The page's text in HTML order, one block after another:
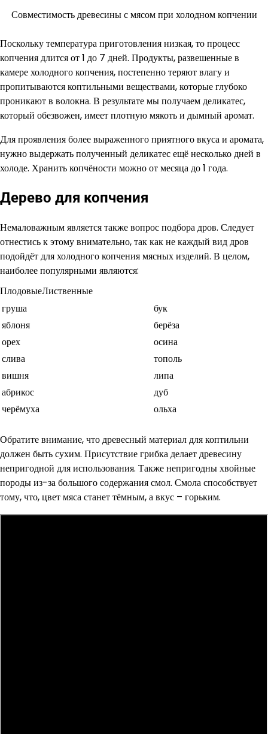
Совместимость древесины с мясом при холодном копчении
Поскольку температура приготовления низкая, то процесс
копчения длится от 1 до 7 дней. Продукты, развешенные в
камере холодного копчения, постепенно теряют влагу и
пропитываются коптильными веществами, которые глубоко
проникают в волокна. В результате мы получаем деликатес,
который обезвожен, имеет плотную мякоть и дымный аромат.
Для проявления более выраженного приятного вкуса и аромата,
нужно выдержать полученный деликатес ещё несколько дней в
холоде. Хранить копчёности можно от месяца до 1 года.
Дерево для копчения
Немаловажным является также вопрос подбора дров. Следует
отнестись к этому внимательно, так как не каждый вид дров
подойдёт для холодного копчения мясных изделий. В целом,
наиболее популярными являются:
ПлодовыеЛиственные
груша
бук
яблоня
берёза
орех
осина
слива
тополь
вишня
липа
абрикос
дуб
черёмуха
ольха
Обратите внимание, что древесный материал для коптильни
должен быть сухим. Присутствие грибка делает древесину
непригодной для использования. Также непригодны хвойные
породы из-за большого содержания смол. Смола способствует
тому, что, цвет мяса станет тёмным, а вкус – горьким.